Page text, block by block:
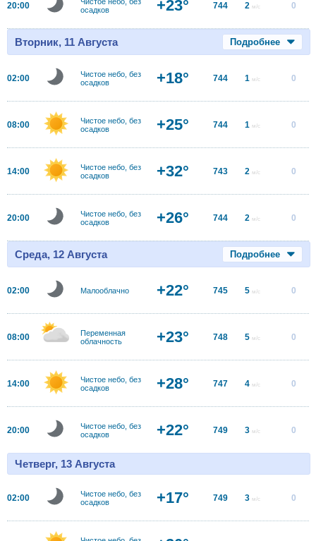
20:00
осадков
+23° 744 2 м/с 0
Вторник, 11 Августа Подробнее
02:00
Чистое небо, без
осадков
+18° 744 1 м/с 0
08:00
Чистое небо, без
осадков
+25° 744 1 м/с 0
14:00
Чистое небо, без
осадков
+32° 743 2 м/с 0
20:00
Чистое небо, без
осадков
+26° 744 2 м/с 0
Среда, 12 Августа Подробнее
02:00 Малооблачно +22° 745 5 м/с 0
08:00
Переменная
облачность
+23° 748 5 м/с 0
14:00
Чистое небо, без
осадков
+28° 747 4 м/с 0
20:00
Чистое небо, без
осадков
+22° 749 3 м/с 0
Четверг, 13 Августа
02:00
Чистое небо, без
осадков
+17° 749 3 м/с 0